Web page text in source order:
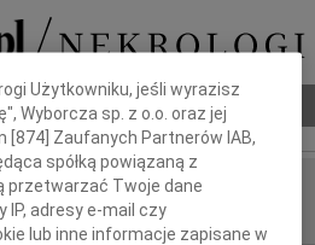
pogrzebowy
Czajkowski
Użytkowniku, jeśli wyrazisz
Wyborcza sp. z o.o. oraz jej
[874 ] Zaufanych Partnerów IAB,
spółką powiązaną z
przetwarzać Twoje dane
IP, adresy e-mail czy
lub inne informacje zapisane w